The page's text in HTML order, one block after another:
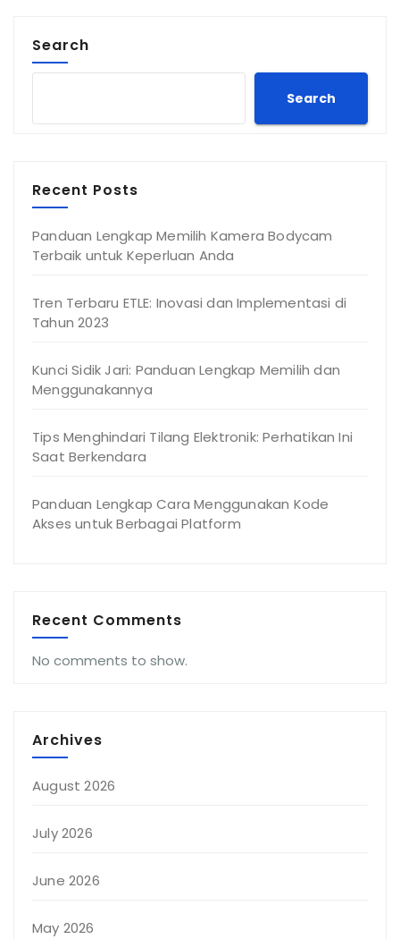
Search
Search
Recent Posts
Panduan Lengkap Memilih Kamera Bodycam
Terbaik untuk Keperluan Anda
Tren Terbaru ETLE: Inovasi dan Implementasi di
Tahun 2023
Kunci Sidik Jari: Panduan Lengkap Memilih dan
Menggunakannya
Tips Menghindari Tilang Elektronik: Perhatikan Ini
Saat Berkendara
Panduan Lengkap Cara Menggunakan Kode
Akses untuk Berbagai Platform
Recent Comments
No comments to show.
Archives
August 2026
July 2026
June 2026
May 2026